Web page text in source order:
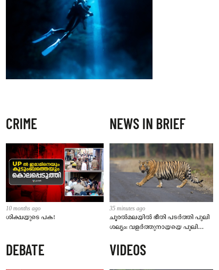
CRIME
10 months ago
ശിക്ഷയുടെ പക!
NEWS IN BRIEF
35 minutes ago
ചൂരൽമലയിൽ ഭീതി പടർത്തി പുലി
ശല്യം: വളർത്തുനായയെ പുലി
സ്ഥാപിക്കണമെന്ന് നാട്ടുകാർ
DEBATE VIDEOS